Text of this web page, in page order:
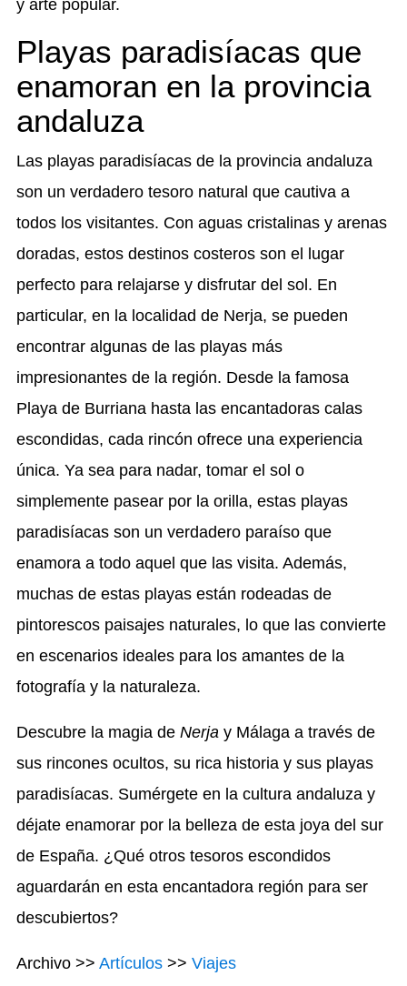
y arte popular.
Playas paradisíacas que
enamoran en la provincia
andaluza
Las playas paradisíacas de la provincia andaluza
son un verdadero tesoro natural que cautiva a
todos los visitantes. Con aguas cristalinas y arenas
doradas, estos destinos costeros son el lugar
perfecto para relajarse y disfrutar del sol. En
particular, en la localidad de Nerja, se pueden
encontrar algunas de las playas más
impresionantes de la región. Desde la famosa
Playa de Burriana hasta las encantadoras calas
escondidas, cada rincón ofrece una experiencia
única. Ya sea para nadar, tomar el sol o
simplemente pasear por la orilla, estas playas
paradisíacas son un verdadero paraíso que
enamora a todo aquel que las visita. Además,
muchas de estas playas están rodeadas de
pintorescos paisajes naturales, lo que las convierte
en escenarios ideales para los amantes de la
fotografía y la naturaleza.
Descubre la magia de Nerja y Málaga a través de
sus rincones ocultos, su rica historia y sus playas
paradisíacas. Sumérgete en la cultura andaluza y
déjate enamorar por la belleza de esta joya del sur
de España. ¿Qué otros tesoros escondidos
aguardarán en esta encantadora región para ser
descubiertos?
Archivo >> Artículos>> Viajes